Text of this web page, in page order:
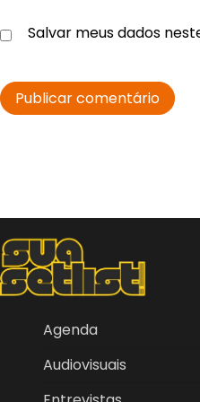
Salvar meus dados
Agenda
Audiovisuais